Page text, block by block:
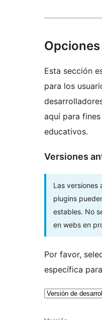
Esta sección
para los
aquí para
educativos.
Versiones
Las versiones
plugins
estables. No
en webs en
Por favor,
específica
Meta